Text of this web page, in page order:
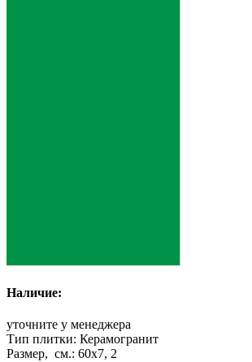
Наличие:
уточните у менеджера
Тип плитки: Керамогранит
Размер, см.: 60x7, 2